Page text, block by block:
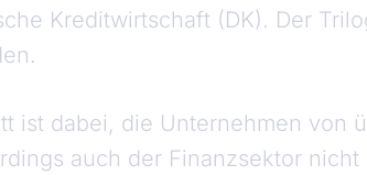
Kreditwirtschaft (DK). Der
ist dabei, die Unternehmen von
auch der Finanzsektor nicht